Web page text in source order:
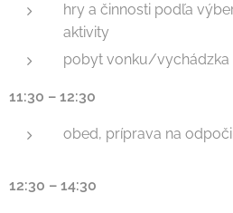
hry a činnosti podľa
aktivity
pobyt vonku/vychádzka
11:30 – 12:30
obed, príprava na
12:30 – 14:30